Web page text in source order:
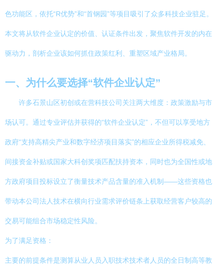
色功能区，依托“R优势”和“首钢园”等项目吸引了众多科技企业驻足。
本文将从软件企业认定的价值、认证条件出发，聚焦软件开发的内在
驱动力，剖析企业该如何抓住政策红利、重塑区域产业格局。
一、为什么要选择“软件企业认定”
许多石景山区初创或在营科技公司关注两大维度：政策激励与市
场认可。通过专业评估并获得的“软件企业认定”，不但可以享受地方
政府“支持高精尖产业和数字经济项目落实”的相应企业所得税减免、
间接资金补贴或国家大科创奖项匹配扶持资本，同时也为全国性或地
方政府项目投标设立了衡量技术产品含量的准入机制——这些资格也
带动本公司法人技术在横向行业需求评价链条上获取经营客户较高的
交易可能组合市场稳定性风险。
为了满足资格：
主要的前提条件是测算从业人员入职技术技术者人员的全日制高等教